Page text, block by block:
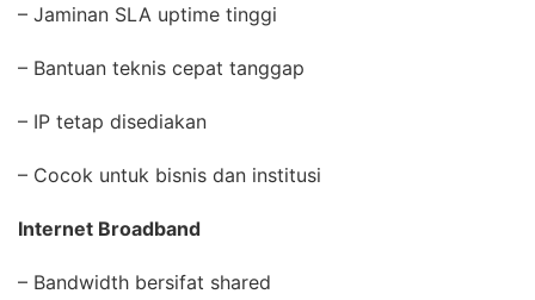
– Jaminan SLA uptime tinggi
– Bantuan teknis cepat tanggap
– IP tetap disediakan
– Cocok untuk bisnis dan institusi
Internet Broadband
– Bandwidth bersifat shared